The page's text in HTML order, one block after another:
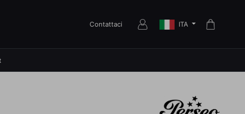
Contattaci ITA